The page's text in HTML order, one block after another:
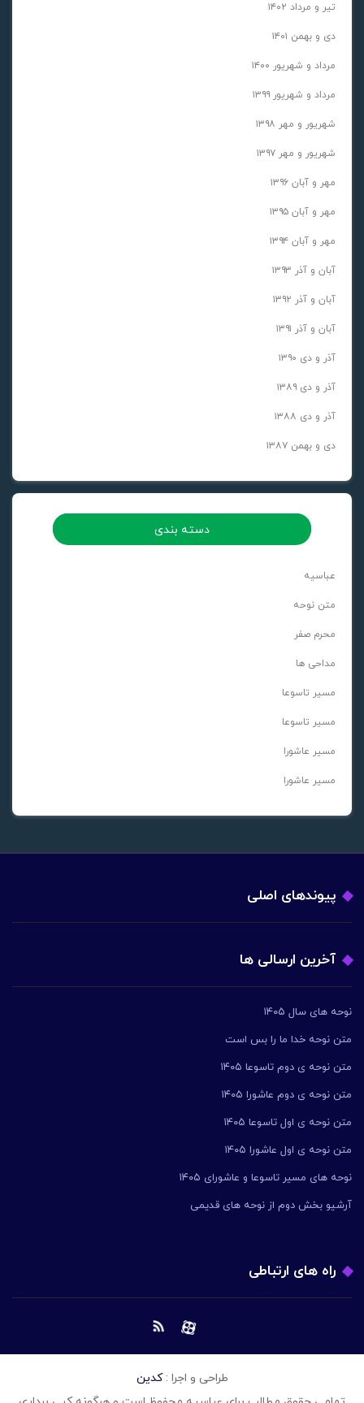
تیر و مرداد ۱۴۰۲
دی و بهمن ۱۴۰۱
مرداد و شهریور ۱۴۰۰
مرداد و شهریور ۱۳۹۹
شهریور و مهر ۱۳۹۸
شهریور و مهر ۱۳۹۷
مهر و آبان ۱۳۹۶
مهر و آبان ۱۳۹۵
مهر و آبان ۱۳۹۴
آبان و آذر ۱۳۹۳
آبان و آذر ۱۳۹۲
آبان و آذر ۱۳۹۱
آذر و دی ۱۳۹۰
آذر و دی ۱۳۸۹
آذر و دی ۱۳۸۸
دی و بهمن ۱۳۸۷
دسته بندی
عباسیه
متن نوحه
محرم صفر
مداحی ها
مسیر تاسوعا
مسیر تاسوعا
مسیر عاشورا
مسیر عاشورا
پیوندهای اصلی
آخرین ارسالی ها
نوحه های سال ۱۴۰۵
متن نوحه خدا ما را بس است
متن نوحه ی دوم تاسوعا ۱۴۰۵
متن نوحه ی دوم عاشورا ۱۴۰۵
متن نوحه ی اول تاسوعا ۱۴۰۵
متن نوحه ی اول عاشورا ۱۴۰۵
نوحه های مسیر تاسوعا و عاشورای ۱۴۰۵
آرشیو بخش دوم از نوحه های قدیمی
راه های ارتباطی
طراحی و اجرا :کدین